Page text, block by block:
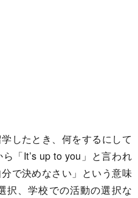
したとき、何をするにして
「It’s up to you」と言われ
で決めなさい」という意味
択、学校での活動の選択な